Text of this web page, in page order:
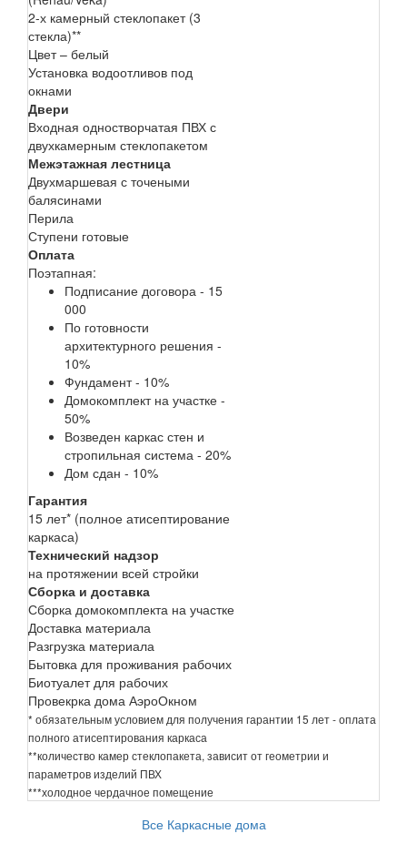
2-х камерный стеклопакет (3
стекла)**
Цвет – белый
Установка водоотливов под
окнами
Двери
Входная одностворчатая ПВХ с
двухкамерным стеклопакетом
Межэтажная лестница
Двухмаршевая с точеными
балясинами
Перила
Ступени готовые
Оплата
Поэтапная:
Подписание договора - 15
000
По готовности
архитектурного решения -
10%
Фундамент - 10%
Домокомплект на участке -
50%
Возведен каркас стен и
стропильная система - 20%
Дом сдан - 10%
Гарантия
15 лет* (полное атисептирование
каркаса)
Технический надзор
на протяжении всей стройки
Сборка и доставка
Сборка домокомплекта на участке
Доставка материала
Разгрузка материала
Бытовка для проживания рабочих
Биотуалет для рабочих
Провекрка дома АэроОкном
* обязательным условием для получения гарантии 15 лет - оплата
полного атисептирования каркаса
**количество камер стеклопакета, зависит от геометрии и
параметров изделий ПВХ
***холодное чердачное помещение
Все Каркасные дома